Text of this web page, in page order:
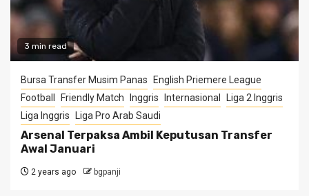
3 min read
Bursa Transfer Musim Panas
English Priemere League
Football
Friendly Match Inggris Internasional
Liga 2 Inggris
Liga Inggris
Liga Pro Arab Saudi
Arsenal Terpaksa Ambil Keputusan Transfer
Awal Januari
2 years ago bgpanji